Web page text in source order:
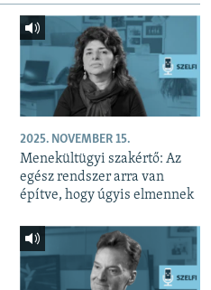
2025. NOVEMBER 15.
Menekültügyi szakértő: Az
egész rendszer arra van
építve, hogy úgyis elmennek